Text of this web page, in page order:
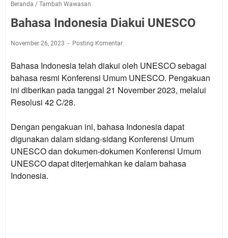
Beranda / Tambah Wawasan
Bahasa Indonesia Diakui UNESCO
November 26, 2023 Posting Komentar
Bahasa Indonesia telah diakui oleh UNESCO sebagai
bahasa resmi Konferensi Umum UNESCO. Pengakuan
ini diberikan pada tanggal 21 November 2023, melalui
Resolusi 42 C/28.
Dengan pengakuan ini, bahasa Indonesia dapat
digunakan dalam sidang-sidang Konferensi Umum
UNESCO dan dokumen-dokumen Konferensi Umum
UNESCO dapat diterjemahkan ke dalam bahasa
Indonesia.